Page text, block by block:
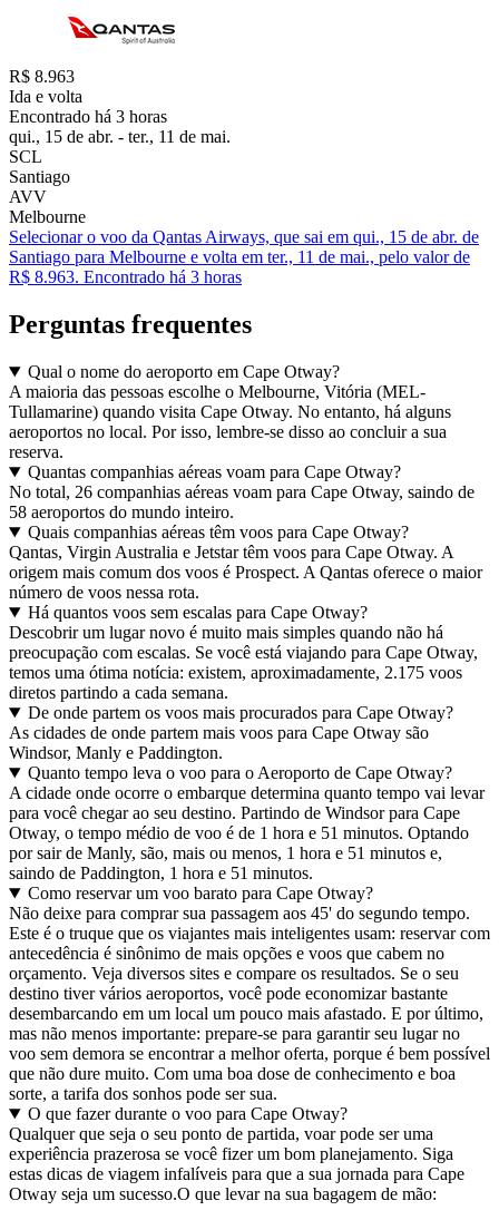
R$ 8.963
Ida e volta
Encontrado há 3 horas
qui., 15 de abr. - ter., 11 de mai.
SCL
Santiago
AVV
Melbourne
Selecionar o voo da Qantas Airways, que sai em qui., 15 de abr. de
Santiago para Melbourne e volta em ter., 11 de mai., pelo valor de
R$ 8.963. Encontrado há 3 horas
Perguntas frequentes
Qual o nome do aeroporto em Cape Otway?
A maioria das pessoas escolhe o Melbourne, Vitória (MEL-
Tullamarine) quando visita Cape Otway. No entanto, há alguns
aeroportos no local. Por isso, lembre-se disso ao concluir a sua
reserva.
Quantas companhias aéreas voam para Cape Otway?
No total, 26 companhias aéreas voam para Cape Otway, saindo de
58 aeroportos do mundo inteiro.
Quais companhias aéreas têm voos para Cape Otway?
Qantas, Virgin Australia e Jetstar têm voos para Cape Otway. A
origem mais comum dos voos é Prospect. A Qantas oferece o maior
número de voos nessa rota.
Há quantos voos sem escalas para Cape Otway?
Descobrir um lugar novo é muito mais simples quando não há
preocupação com escalas. Se você está viajando para Cape Otway,
temos uma ótima notícia: existem, aproximadamente, 2.175 voos
diretos partindo a cada semana.
De onde partem os voos mais procurados para Cape Otway?
As cidades de onde partem mais voos para Cape Otway são
Windsor, Manly e Paddington.
Quanto tempo leva o voo para o Aeroporto de Cape Otway?
A cidade onde ocorre o embarque determina quanto tempo vai levar
para você chegar ao seu destino. Partindo de Windsor para Cape
Otway, o tempo médio de voo é de 1 hora e 51 minutos. Optando
por sair de Manly, são, mais ou menos, 1 hora e 51 minutos e,
saindo de Paddington, 1 hora e 51 minutos.
Como reservar um voo barato para Cape Otway?
Não deixe para comprar sua passagem aos 45' do segundo tempo.
Este é o truque que os viajantes mais inteligentes usam: reservar com
antecedência é sinônimo de mais opções e voos que cabem no
orçamento. Veja diversos sites e compare os resultados. Se o seu
destino tiver vários aeroportos, você pode economizar bastante
desembarcando em um local um pouco mais afastado. E por último,
mas não menos importante: prepare-se para garantir seu lugar no
voo sem demora se encontrar a melhor oferta, porque é bem possível
que não dure muito. Com uma boa dose de conhecimento e boa
sorte, a tarifa dos sonhos pode ser sua.
O que fazer durante o voo para Cape Otway?
Qualquer que seja o seu ponto de partida, voar pode ser uma
experiência prazerosa se você fizer um bom planejamento. Siga
estas dicas de viagem infalíveis para que a sua jornada para Cape
Otway seja um sucesso.O que levar na sua bagagem de mão: